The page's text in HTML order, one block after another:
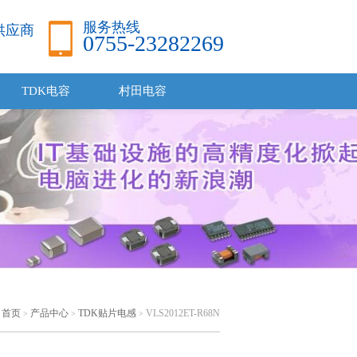
应商 服务热线
0755-23282269
TDK电容 村田电容
首页 > 产品中心 > TDK贴片电感 > VLS2012ET-R68N